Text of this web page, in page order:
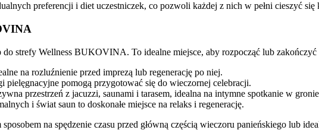
preferencji i diet uczestniczek, co pozwoli każdej z nich w pełni cieszyć
strefy Wellness BUKOVINA. To idealne miejsce, aby rozpocząć lub
na rozluźnienie przed imprezą lub regenerację po niej.
pielęgnacyjne pomogą przygotować się do wieczornej celebracji.
przestrzeń z jacuzzi, saunami i tarasem, idealna na intymne spotkanie w
i świat saun to doskonałe miejsce na relaks i regenerację.
na spędzenie czasu przed główną częścią wieczoru panieńskiego lub